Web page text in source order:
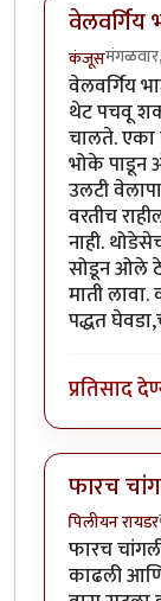
वेलवर्गिय
कंजूस
वेलवर्गिय
थेट पचवू
चालते. एका
भोके पाडून
उलटी
वरतीच
नाही.
सोडून ओले
माती
पद्धत
प्रतिसाद
फारच
पिलीयन रायडर
फारच
काढली